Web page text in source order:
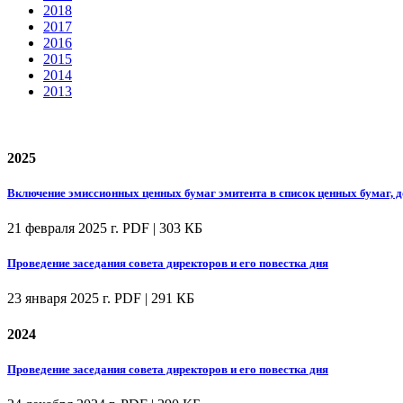
2018
2017
2016
2015
2014
2013
2025
Включение эмиссионных ценных бумаг эмитента в список ценных бумаг,
21 февраля 2025 г. PDF | 303 КБ
Проведение заседания совета директоров и его повестка дня
23 января 2025 г. PDF | 291 КБ
2024
Проведение заседания совета директоров и его повестка дня